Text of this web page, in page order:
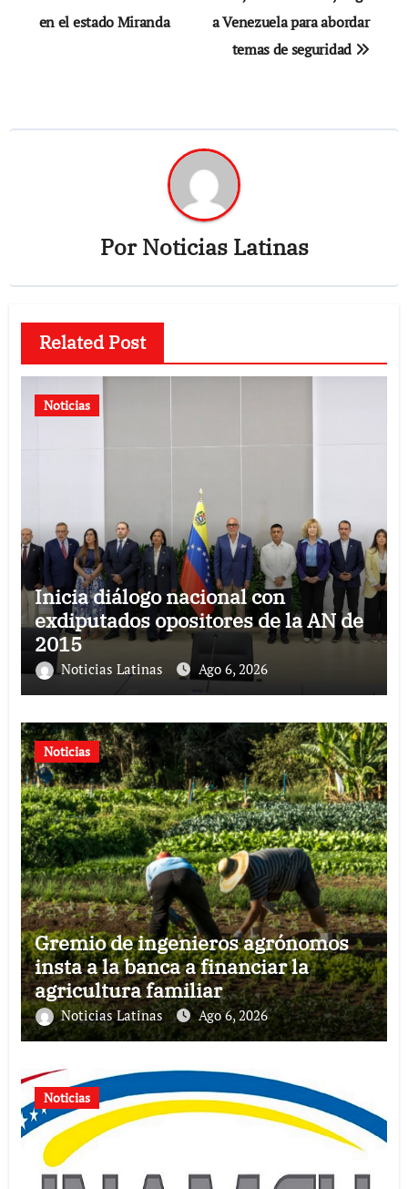
entradas
en el estado Miranda
a Venezuela para abordar
temas de seguridad
PorNoticias Latinas
Related Post
Noticias
Inicia diálogo nacional con
exdiputados opositores de la AN de
2015
Noticias Latinas Ago 6, 2026
Noticias
Gremio de ingenieros agrónomos
insta a la banca a financiar la
agricultura familiar
Noticias Latinas Ago 6, 2026
Noticias